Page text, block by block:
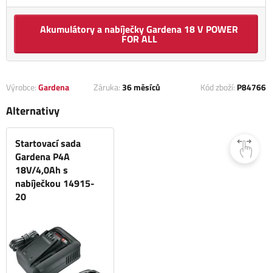
Akumulátory a nabíječky Gardena 18 V POWER
FOR ALL
Výrobce:Gardena Záruka:36 měsíců Kód zboží: P84766
Alternativy
Startovací sada
Gardena P4A
18V/4,0Ah s
nabíječkou 14915-
20